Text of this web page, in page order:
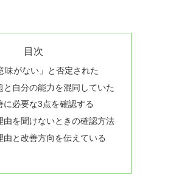
目次
味がない」と否定された
と自分の能力を混同していた
に必要な3点を確認する
由を聞けないときの確認方法
由と改善方向を伝えている